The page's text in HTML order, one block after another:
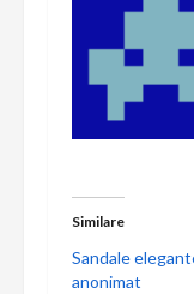
Similare
Sandale
anonimat